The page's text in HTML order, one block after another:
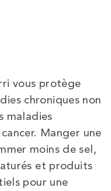
vous protège
chroniques non
maladies
Manger une
moins de sel,
et produits
pour une